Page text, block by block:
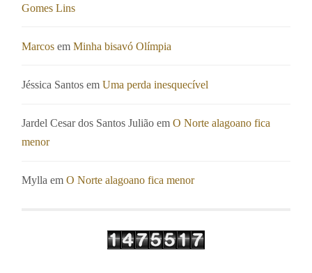
Gomes Lins
Marcos emMinha bisavó Olímpia
Jéssica Santos emUma perda inesquecível
Jardel Cesar dos Santos Julião emO Norte alagoano fica
menor
Mylla emO Norte alagoano fica menor